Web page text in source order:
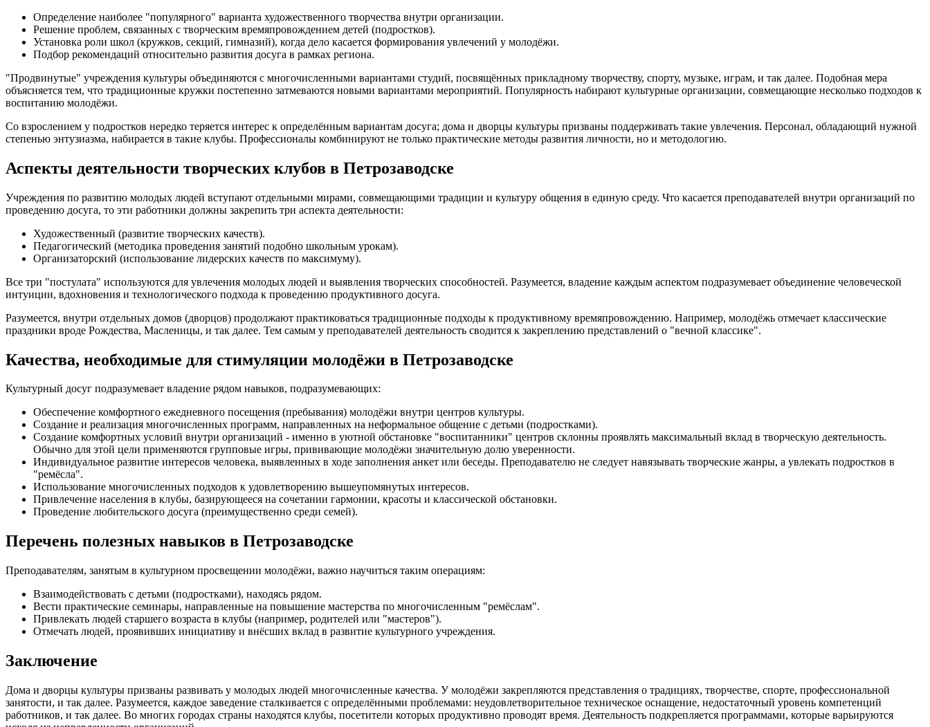
Определение наиболее "популярного" варианта художественного творчества внутри организации.
Решение проблем, связанных с творческим времяпровождением детей (подростков).
Установка роли школ (кружков, секций, гимназий), когда дело касается формирования увлечений у молодёжи.
Подбор рекомендаций относительно развития досуга в рамках региона.
"Продвинутые" учреждения культуры объединяются с многочисленными вариантами студий, посвящённых прикладному творчеству, спорту, музыке, играм, и так далее. Подобная мера
объясняется тем, что традиционные кружки постепенно затмеваются новыми вариантами мероприятий. Популярность набирают культурные организации, совмещающие несколько подходов к
воспитанию молодёжи.
Со взрослением у подростков нередко теряется интерес к определённым вариантам досуга; дома и дворцы культуры призваны поддерживать такие увлечения. Персонал, обладающий нужной
степенью энтузиазма, набирается в такие клубы. Профессионалы комбинируют не только практические методы развития личности, но и методологию.
Аспекты деятельности творческих клубов в Петрозаводске
Учреждения по развитию молодых людей вступают отдельными мирами, совмещающими традиции и культуру общения в единую среду. Что касается преподавателей внутри организаций по
проведению досуга, то эти работники должны закрепить три аспекта деятельности:
Художественный (развитие творческих качеств).
Педагогический (методика проведения занятий подобно школьным урокам).
Организаторский (использование лидерских качеств по максимуму).
Все три "постулата" используются для увлечения молодых людей и выявления творческих способностей. Разумеется, владение каждым аспектом подразумевает объединение человеческой
интуиции, вдохновения и технологического подхода к проведению продуктивного досуга.
Разумеется, внутри отдельных домов (дворцов) продолжают практиковаться традиционные подходы к продуктивному времяпровождению. Например, молодёжь отмечает классические
праздники вроде Рождества, Масленицы, и так далее. Тем самым у преподавателей деятельность сводится к закреплению представлений о "вечной классике".
Качества, необходимые для стимуляции молодёжи в Петрозаводске
Культурный досуг подразумевает владение рядом навыков, подразумевающих:
Обеспечение комфортного ежедневного посещения (пребывания) молодёжи внутри центров культуры.
Создание и реализация многочисленных программ, направленных на неформальное общение с детьми (подростками).
Создание комфортных условий внутри организаций - именно в уютной обстановке "воспитанники" центров склонны проявлять максимальный вклад в творческую деятельность.
Обычно для этой цели применяются групповые игры, прививающие молодёжи значительную долю уверенности.
Индивидуальное развитие интересов человека, выявленных в ходе заполнения анкет или беседы. Преподавателю не следует навязывать творческие жанры, а увлекать подростков в
"ремёсла".
Использование многочисленных подходов к удовлетворению вышеупомянутых интересов.
Привлечение населения в клубы, базирующееся на сочетании гармонии, красоты и классической обстановки.
Проведение любительского досуга (преимущественно среди семей).
Перечень полезных навыков в Петрозаводске
Преподавателям, занятым в культурном просвещении молодёжи, важно научиться таким операциям:
Взаимодействовать с детьми (подростками), находясь рядом.
Вести практические семинары, направленные на повышение мастерства по многочисленным "ремёслам".
Привлекать людей старшего возраста в клубы (например, родителей или "мастеров").
Отмечать людей, проявивших инициативу и внёсших вклад в развитие культурного учреждения.
Заключение
Дома и дворцы культуры призваны развивать у молодых людей многочисленные качества. У молодёжи закрепляются представления о традициях, творчестве, спорте, профессиональной
занятости, и так далее. Разумеется, каждое заведение сталкивается с определёнными проблемами: неудовлетворительное техническое оснащение, недостаточный уровень компетенций
работников, и так далее. Во многих городах страны находятся клубы, посетители которых продуктивно проводят время. Деятельность подкрепляется программами, которые варьируются